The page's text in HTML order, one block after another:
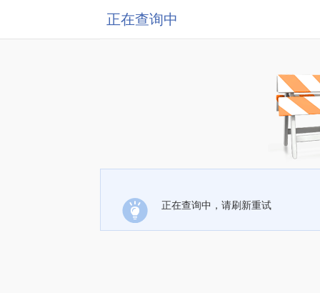
正在查询中
正在查询中，请刷新重试